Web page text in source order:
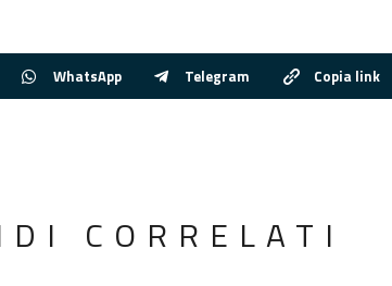
WhatsApp Telegram Copia link
CORRELATI